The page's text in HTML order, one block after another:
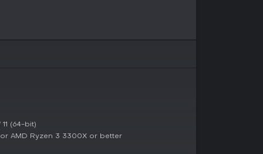
und Vanguard für Panzergefechte. End
Kämpfen gegenüber, Zeus lässt einen
rebel Freedom and Independence Army (FIA)
Städten bis Wäldern. Erweiterungen bringen
oder das bewaldete Livonia sowie
oder Livonian Defense Force.
(64-bit)
or AMD Ryzen 3 3300X or better